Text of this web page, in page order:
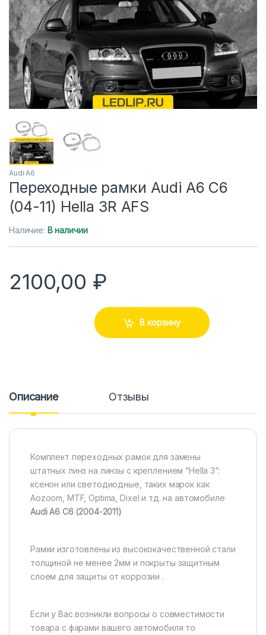
Audi A6
Переходные рамки Audi A6 C6
(04-11) Hella 3R AFS
Наличие: В наличии
2100,00 ₽
В корзину
Описание Отзывы
Комплект переходных рамок для замены
штатных линз на линзы с креплением “Hella 3”:
ксенон или светодиодные, таких марок как
Aozoom, MTF, Optima, Dixel и тд. на автомобиле
Audi A6 C6 (2004-2011)
Рамки изготовлены из высококачественной стали
толщиной не менее 2мм и покрыты защитным
слоем для защиты от коррозии .
Если у Вас возникли вопросы о совместимости
товара с фарами вашего автомобиля то